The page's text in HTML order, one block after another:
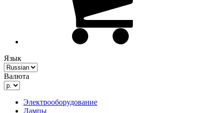
Язык
Валюта
Электрооборудование
Лампы